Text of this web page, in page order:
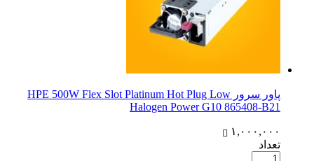
پاور سرور HPE 500W Flex Slot Platinum Hot Plug Low
Halogen Power G10 865408-B21
۱,۰۰۰,۰۰۰
تعداد